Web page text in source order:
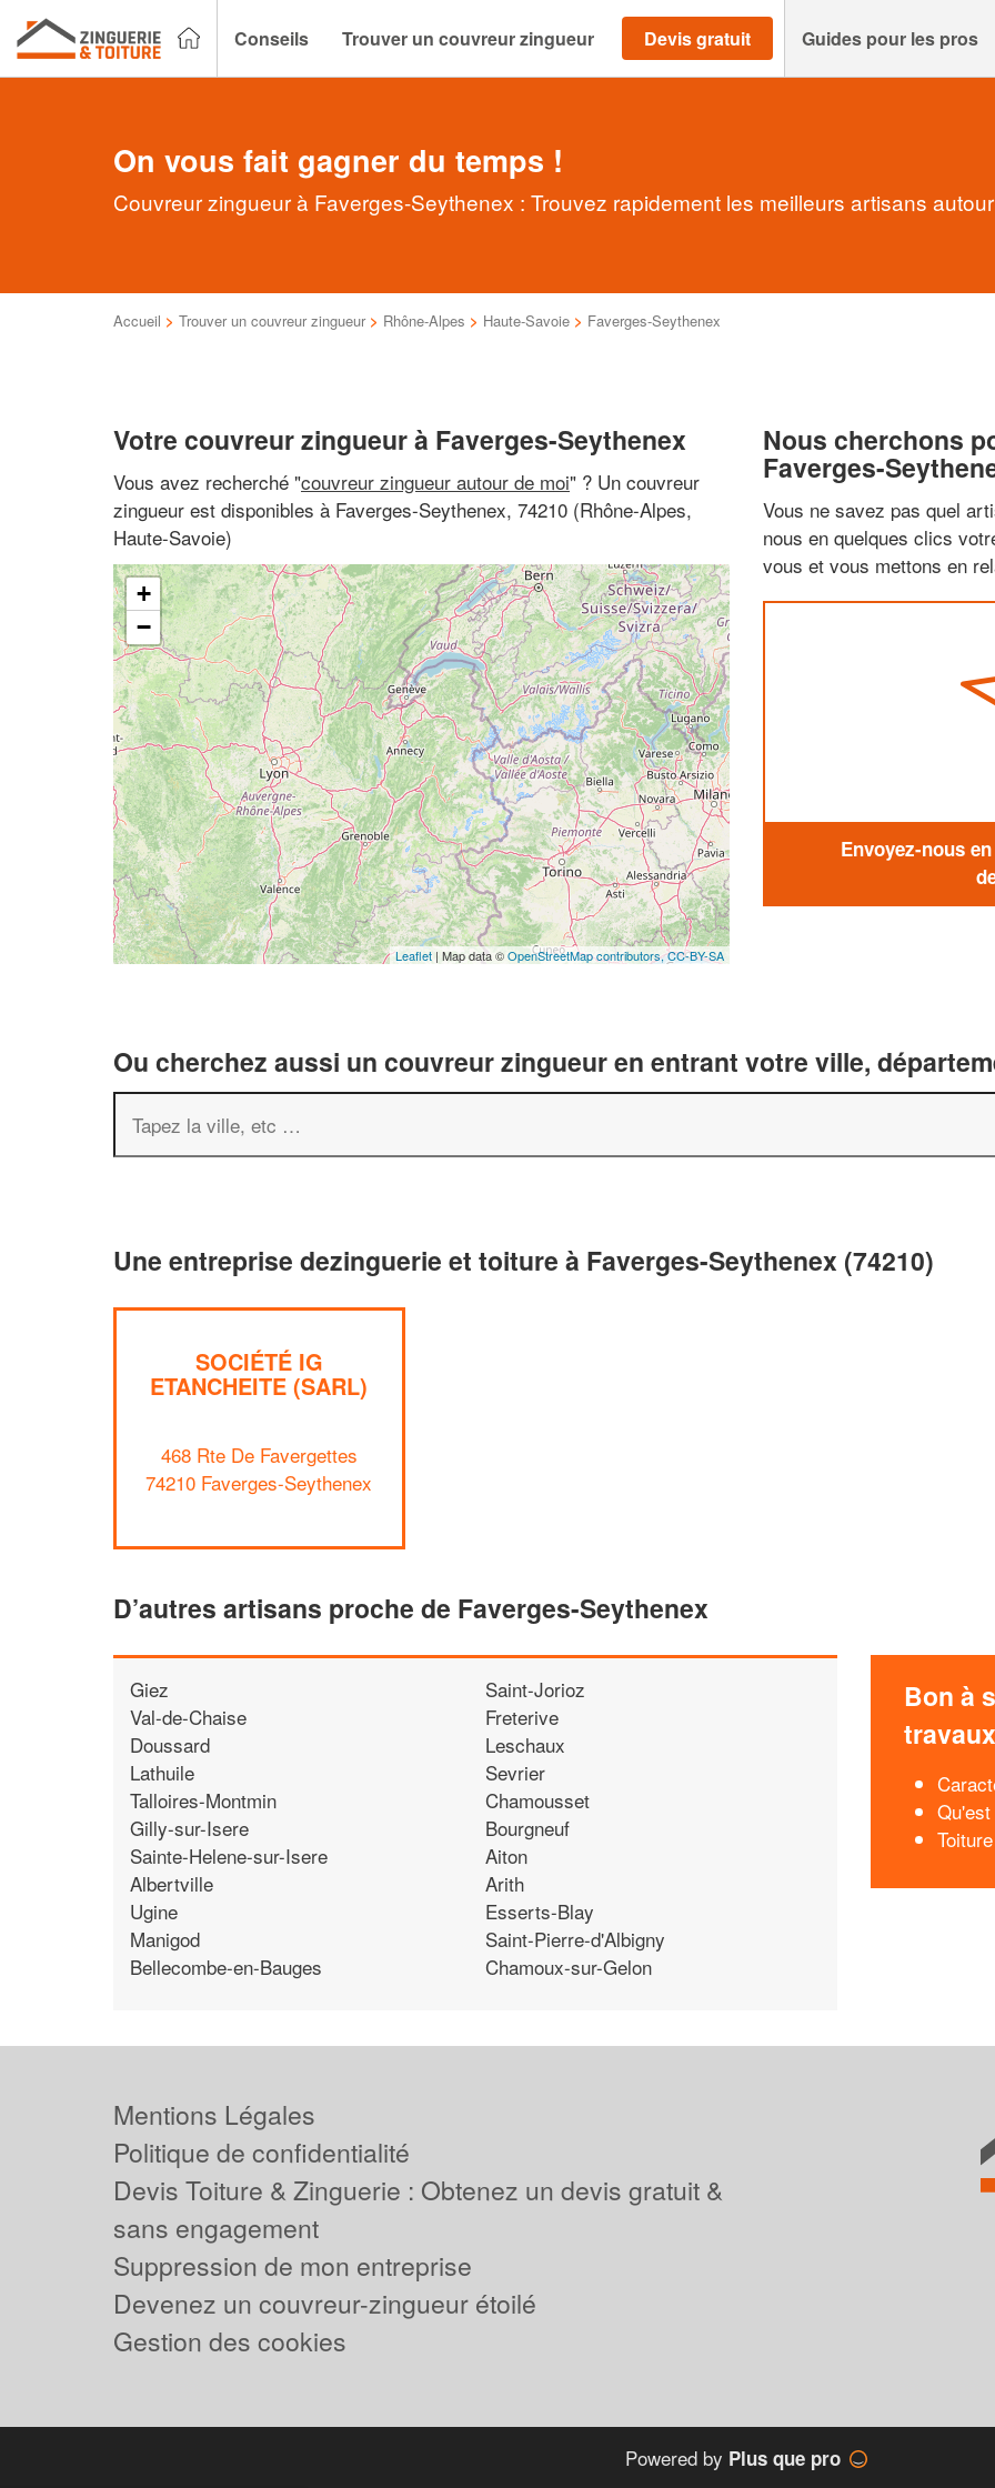
Conseils Trouver un couvreur zingueur Devis gratuit Guides pour les pros
On vous fait gagner du temps !
Couvreur zingueur à Faverges-Seythenex : Trouvez rapidement les meilleurs artisans
Accueil > Trouver un couvreur zingueur > Rhône-Alpes > Haute-Savoie > Faverges-Seythenex
Votre couvreur zingueur à Faverges-Seythenex
Vous avez recherché "couvreur zingueur autour de moi" ? Un couvreur
zingueur est disponibles à Faverges-Seythenex, 74210 (Rhône-Alpes,
Haute-Savoie)
+
−
Leaflet | Map data ©OpenStreetMap contributors,CC-BY-SA
Nous cherchons
Faverges-
Vous ne savez pas quel
nous en quelques clics
vous et vous mettons en
Envoyez-nous
Ou cherchez aussi un couvreur zingueur en entrant votre ville,
Une entreprise dezinguerie et toiture à Faverges-Seythenex (74210)
SOCIÉTÉ IG
ETANCHEITE (SARL)
468 Rte De Favergettes
74210 Faverges-Seythenex
D’autres artisans proche de Faverges-Seythenex
Giez
Val-de-Chaise
Doussard
Lathuile
Talloires-Montmin
Gilly-sur-Isere
Sainte-Helene-sur-Isere
Albertville
Ugine
Manigod
Bellecombe-en-Bauges
Saint-Jorioz
Freterive
Leschaux
Sevrier
Chamousset
Bourgneuf
Aiton
Arith
Esserts-Blay
Saint-Pierre-d'Albigny
Chamoux-sur-Gelon
Bon à
travaux
Mentions Légales
Politique de confidentialité
Devis Toiture & Zinguerie : Obtenez un devis gratuit &
sans engagement
Suppression de mon entreprise
Devenez un couvreur-zingueur étoilé
Gestion des cookies
Powered by Plus que pro